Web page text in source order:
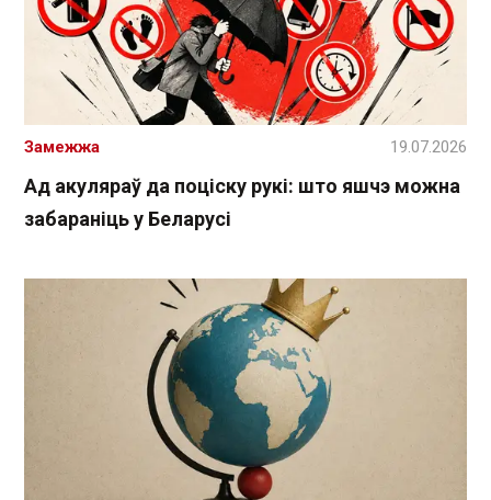
Ад акуляраў да поціску рукі: што яшчэ можна
забараніць у Беларусі
Замежжа 19.07.2026